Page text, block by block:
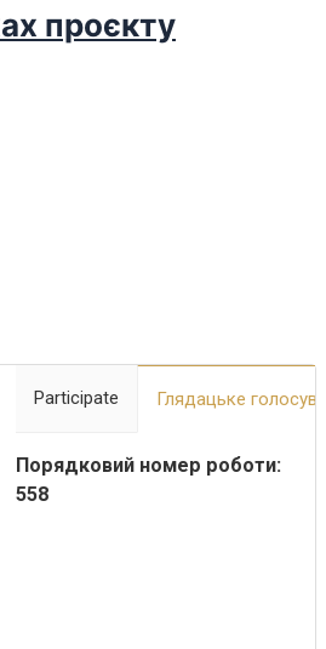
проєкту
Participate Глядацьке
Порядковий номер роботи:
558